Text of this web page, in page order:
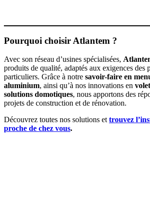
Pourquoi choisir Atlantem ?
Avec son réseau d’usines spécialisées,
produits de qualité, adaptés aux exigences des
particuliers. Grâce à notre savoir-faire en
aluminium, ainsi qu’à nos innovations en
solutions domotiques, nous apportons des
projets de construction et de rénovation.
Découvrez toutes nos solutions et trouvez
proche de chez vous.